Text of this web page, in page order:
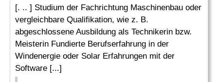
[. .. ] Studium der Fachrichtung Maschinenbau oder
vergleichbare Qualifikation, wie z. B.
abgeschlossene Ausbildung als Technikerin bzw.
Meisterin Fundierte Berufserfahrung in der
Windenergie oder Solar Erfahrungen mit der
Software [...]